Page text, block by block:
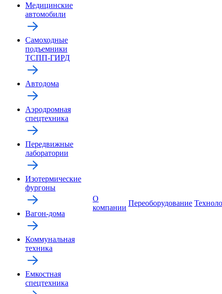
Медицинские
автомобили
Самоходные
подъемники
ТСПП-ГИРД
Автодома
Аэродромная
спецтехника
Передвижные
лаборатории
Изотермические
фургоны
Вагон-дома
Коммунальная
техника
Емкостная
спецтехника
О
компании
Переоборудование